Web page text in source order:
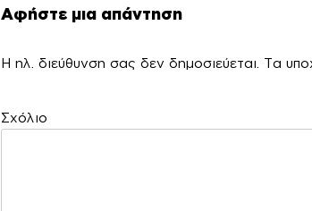
Αφήστε μια απάντηση
Η ηλ. διεύθυνση σας δεν δημοσιεύεται. Τα